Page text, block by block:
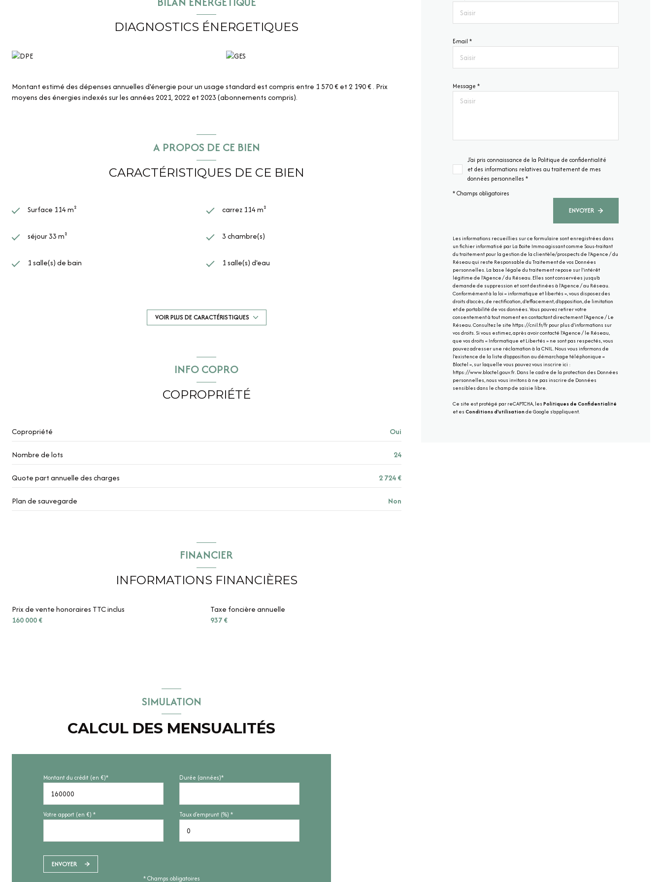
DIAGNOSTICS ÉNERGETIQUES
Montant estimé des dépenses annuelles d'énergie pour un usage standard est compris entre 1 570 € et 2 190 € . Prix
moyens des énergies indexés sur les années 2021, 2022 et 2023 (abonnements compris).
A PROPOS DE CE BIEN
CARACTÉRISTIQUES DE CE BIEN
Surface 114 m² carrez 114 m²
séjour 33 m² 3 chambre(s)
1 salle(s) de bain 1 salle(s) d'eau
2 niveau(x)
VOIR PLUS DE CARACTÉRISTIQUES
INFO COPRO
COPROPRIÉTÉ
Copropriété Oui
Nombre de lots 24
Quote part annuelle des charges 2 724 €
Plan de sauvegarde Non
FINANCIER
INFORMATIONS FINANCIÈRES
Prix de vente honoraires TTC inclus
160 000 €
Taxe foncière annuelle
937 €
E-mail *
Message *
J'ai pris connaissance de la Politique de confidentialité
et des informations relatives au traitement de mes
données personnelles *
* Champs obligatoires
ENVOYER
Les informations recueillies sur ce formulaire sont enregistrées dans
un fichier informatisé par La Boite Immo agissant comme Sous-traitant
du traitement pour la gestion de la clientèle/prospects de l'Agence / du
Réseau qui reste Responsable du Traitement de vos Données
personnelles. La base légale du traitement repose sur l'intérêt
légitime de l'Agence / du Réseau. Elles sont conservées jusqu'à
demande de suppression et sont destinées à l'Agence / au Réseau.
Conformément à la loi « informatique et libertés », vous disposez des
droits d’accès, de rectification, d’effacement, d’opposition, de limitation
et de portabilité de vos données. Vous pouvez retirer votre
consentement à tout moment en contactant directement l’Agence / Le
Réseau. Consultez le site https://cnil.fr/frpour plus d’informations sur
vos droits. Si vous estimez, après avoir contacté l'Agence / le Réseau,
que vos droits « Informatique et Libertés » ne sont pas respectés, vous
pouvez adresser une réclamation à la CNIL. Nous vous informons de
l’existence de la liste d'opposition au démarchage téléphonique «
Bloctel », sur laquelle vous pouvez vous inscrire ici :
https://www.bloctel.gouv.fr. Dans le cadre de la protection des Données
personnelles, nous vous invitons à ne pas inscrire de Données
sensibles dans le champ de saisie libre.
Ce site est protégé par reCAPTCHA, les Politiques de Confidentialité
et es Conditions d'utilisation de Google s'appliquent.
SIMULATION
CALCUL DES MENSUALITÉS
Montant du crédit (en €)* Durée (années)*
Votre apport (en €) * Taux d'emprunt (%) *
ENVOYER
* Champs obligatoires